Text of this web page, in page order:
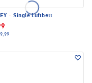
· Single Luftbett